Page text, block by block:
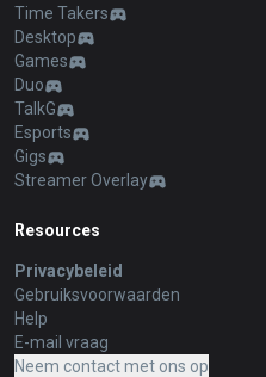
Time Takers
Desktop
Games
Duo
TalkG
Esports
Gigs
Streamer Overlay
Resources
Privacybeleid
Gebruiksvoorwaarden
Help
E-mail vraag
Neem contact met ons op